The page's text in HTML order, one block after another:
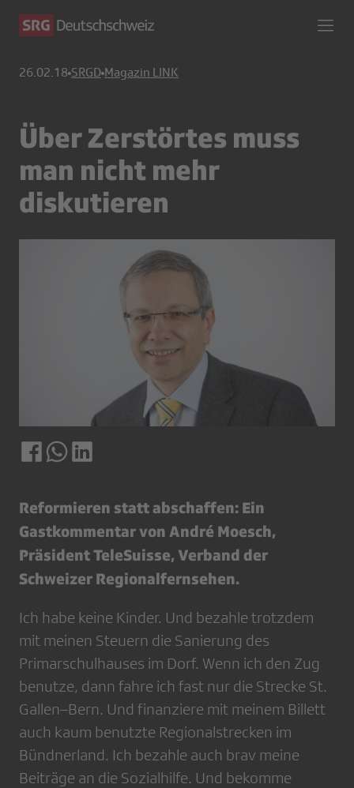
26.02.18 SRGD Magazin LINK
Über Zerstörtes muss
man nicht mehr
diskutieren
Reformieren statt abschaffen: Ein
Gastkommentar von André Moesch,
Präsident TeleSuisse, Verband der
Schweizer Regionalfernsehen.
Ich habe keine Kinder. Und bezahle trotzdem
mit meinen Steuern die Sanierung des
Primarschulhauses im Dorf. Wenn ich den Zug
benutze, dann fahre ich fast nur die Strecke St.
Gallen–Bern. Und finanziere mit meinem Billett
auch kaum benutzte Regionalstrecken im
Bündnerland. Ich bezahle auch brav meine
Beiträge an die Sozialhilfe. Und bekomme